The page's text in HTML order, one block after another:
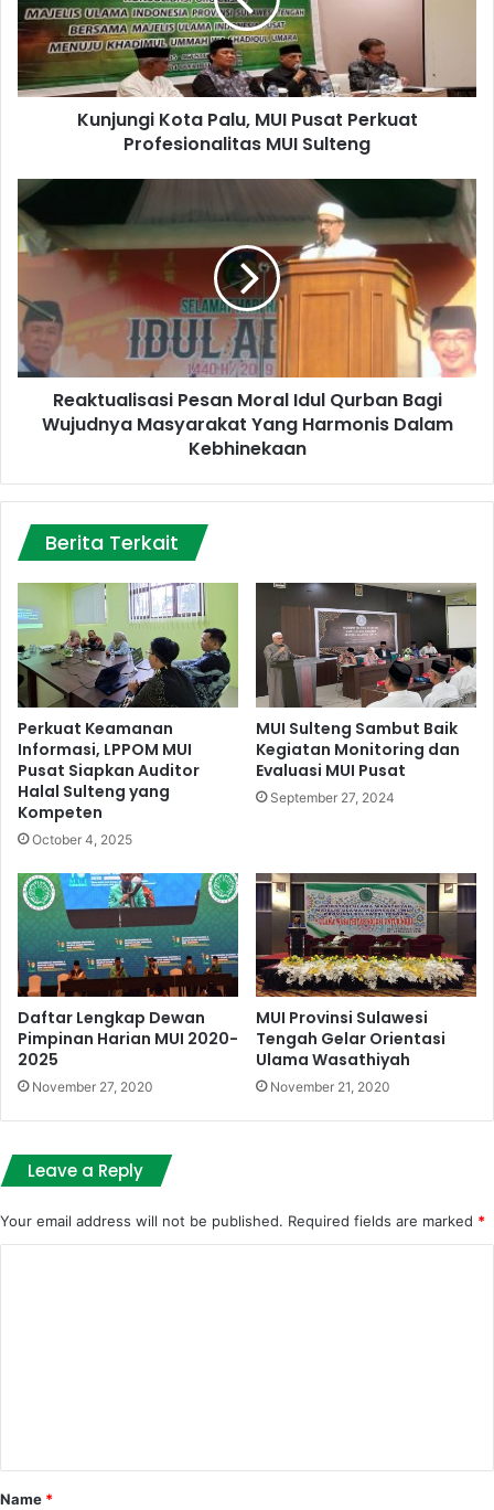
Perkuat
Profesionalitas
MUI
Sulteng
Kunjungi Kota Palu, MUI Pusat Perkuat
Profesionalitas MUI Sulteng
Reaktualisasi
Pesan
Moral
Idul
Bagi
Wujudnya
Masyarakat
Yang
Harmonis
Dalam
Reaktualisasi Pesan Moral Idul Qurban Bagi
Wujudnya Masyarakat Yang Harmonis Dalam
Kebhinekaan
Berita Terkait
Perkuat Keamanan
Informasi, LPPOM MUI
Pusat Siapkan Auditor
Halal Sulteng yang
Kompeten
October 4, 2025
MUI Sulteng Sambut Baik
Kegiatan Monitoring dan
Evaluasi MUI Pusat
September 27, 2024
Daftar Lengkap Dewan
Pimpinan Harian MUI 2020-
2025
November 27, 2020
MUI Provinsi Sulawesi
Tengah Gelar Orientasi
Ulama Wasathiyah
November 21, 2020
Leave a Reply
Your email address will not be published. Required fields are marked *
*
Name *